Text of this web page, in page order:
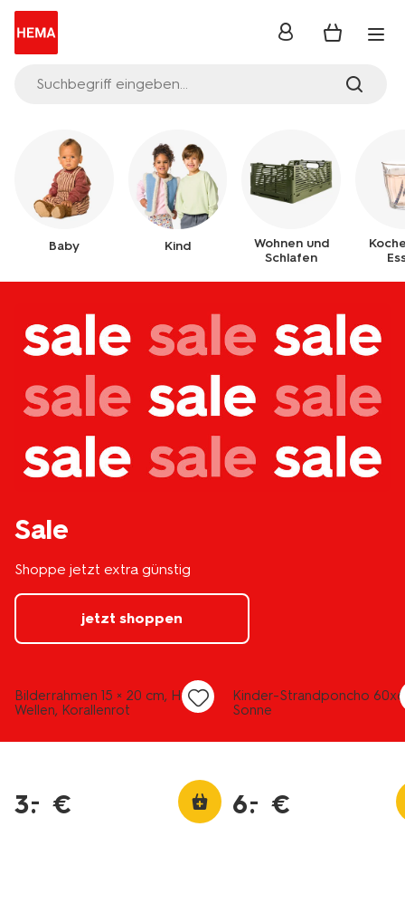
Suchbegriff eingeben...
Anmelden
Baby Kind
Wohnen und
Schlafen
Sale
Shoppe jetzt extra günstig
jetzt shoppen
Bilderrahmen 15 × 20 cm, Holz,
Wellen, Korallenrot
3.
– €
Kinder-Strandponcho
Sonne
6.
– €